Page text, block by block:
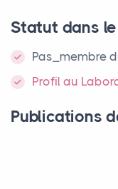
Statut dans
Pas_membre
Profil au
Publications